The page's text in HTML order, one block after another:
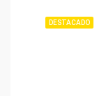
DESTACADO